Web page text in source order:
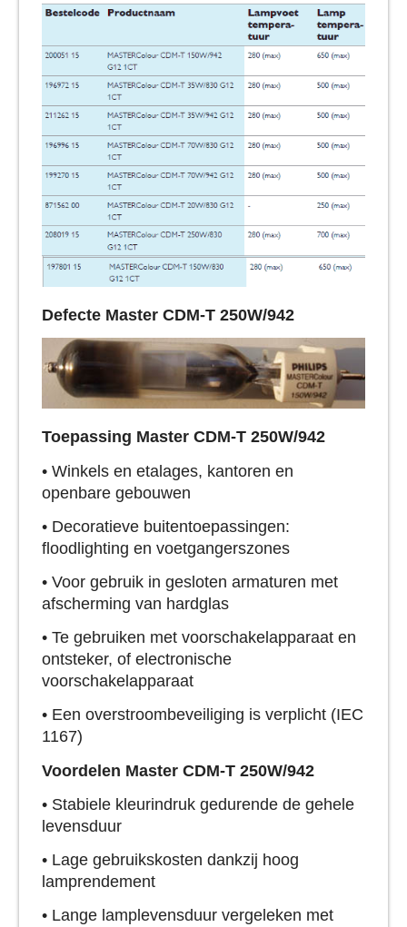
Defecte Master CDM-T 250W/942
Toepassing Master CDM-T 250W/942
• Winkels en etalages, kantoren en
openbare gebouwen
• Decoratieve buitentoepassingen:
floodlighting en voetgangerszones
• Voor gebruik in gesloten armaturen met
afscherming van hardglas
• Te gebruiken met voorschakelapparaat en
ontsteker, of electronische
voorschakelapparaat
• Een overstroombeveiliging is verplicht (IEC
1167)
Voordelen Master CDM-T 250W/942
• Stabiele kleurindruk gedurende de gehele
levensduur
• Lage gebruikskosten dankzij hoog
lamprendement
• Lange lamplevensduur vergeleken met